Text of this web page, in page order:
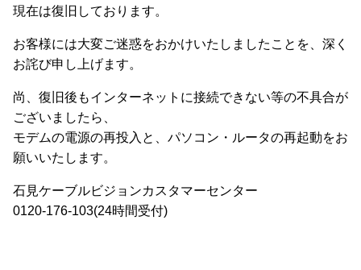
現在は復旧しております。
お客様には大変ご迷惑をおかけいたしましたことを、深く
お詫び申し上げます。
尚、復旧後もインターネットに接続できない等の不具合が
ございましたら、
モデムの電源の再投入と、パソコン・ルータの再起動をお
願いいたします。
石見ケーブルビジョンカスタマーセンター
0120-176-103(24時間受付)